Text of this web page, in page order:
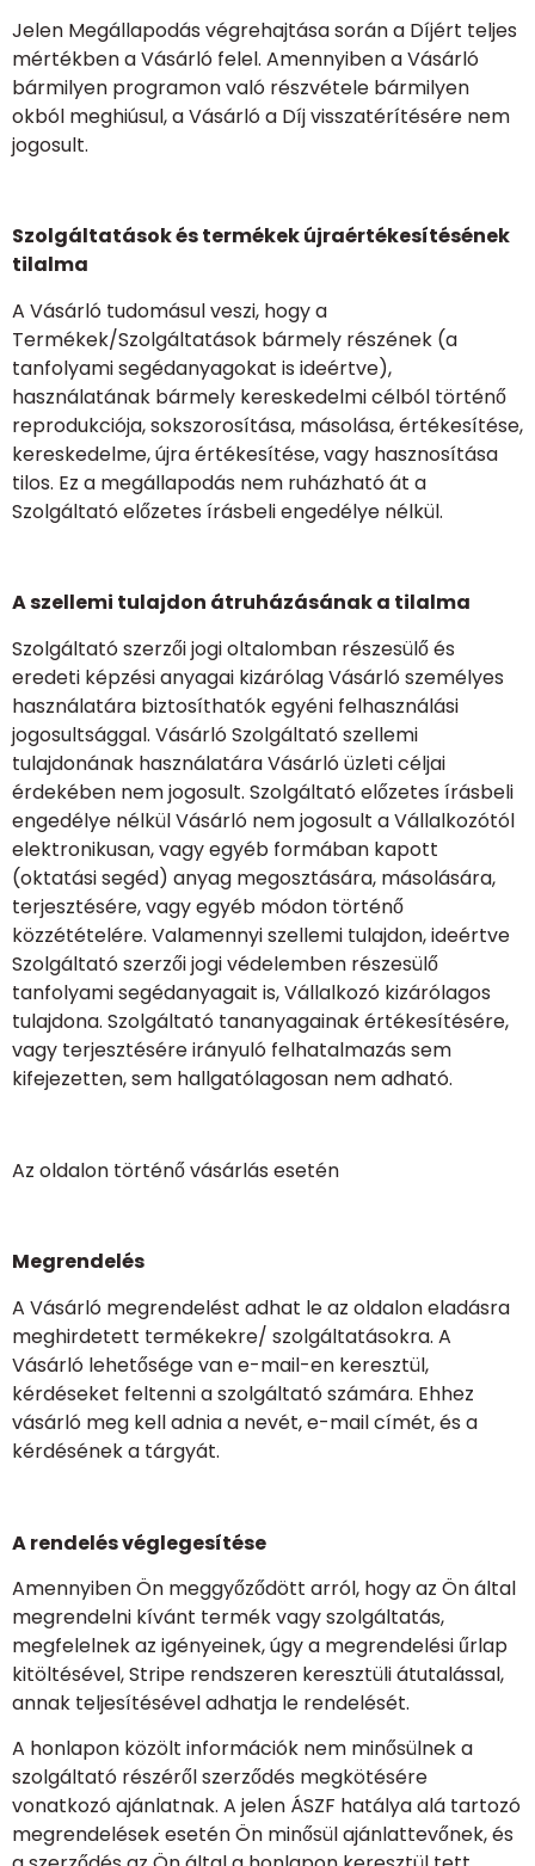
Jelen Megállapodás végrehajtása során a Díjért teljes
mértékben a Vásárló felel. Amennyiben a Vásárló
bármilyen programon való részvétele bármilyen
okból meghiúsul, a Vásárló a Díj visszatérítésére nem
jogosult.
Szolgáltatások és termékek újraértékesítésének
tilalma
A Vásárló tudomásul veszi, hogy a
Termékek/Szolgáltatások bármely részének (a
tanfolyami segédanyagokat is ideértve),
használatának bármely kereskedelmi célból történő
reprodukciója, sokszorosítása, másolása, értékesítése,
kereskedelme, újra értékesítése, vagy hasznosítása
tilos. Ez a megállapodás nem ruházható át a
Szolgáltató előzetes írásbeli engedélye nélkül.
A szellemi tulajdon átruházásának a tilalma
Szolgáltató szerzői jogi oltalomban részesülő és
eredeti képzési anyagai kizárólag Vásárló személyes
használatára biztosíthatók egyéni felhasználási
jogosultsággal. Vásárló Szolgáltató szellemi
tulajdonának használatára Vásárló üzleti céljai
érdekében nem jogosult. Szolgáltató előzetes írásbeli
engedélye nélkül Vásárló nem jogosult a Vállalkozótól
elektronikusan, vagy egyéb formában kapott
(oktatási segéd) anyag megosztására, másolására,
terjesztésére, vagy egyéb módon történő
közzétételére. Valamennyi szellemi tulajdon, ideértve
Szolgáltató szerzői jogi védelemben részesülő
tanfolyami segédanyagait is, Vállalkozó kizárólagos
tulajdona. Szolgáltató tananyagainak értékesítésére,
vagy terjesztésére irányuló felhatalmazás sem
kifejezetten, sem hallgatólagosan nem adható.
Az oldalon történő vásárlás esetén
Megrendelés
A Vásárló megrendelést adhat le az oldalon eladásra
meghirdetett termékekre/ szolgáltatásokra. A
Vásárló lehetősége van e-mail-en keresztül,
kérdéseket feltenni a szolgáltató számára. Ehhez
vásárló meg kell adnia a nevét, e-mail címét, és a
kérdésének a tárgyát.
A rendelés véglegesítése
Amennyiben Ön meggyőződött arról, hogy az Ön által
megrendelni kívánt termék vagy szolgáltatás,
megfelelnek az igényeinek, úgy a megrendelési űrlap
kitöltésével, Stripe rendszeren keresztüli átutalással,
annak teljesítésével adhatja le rendelését.
A honlapon közölt információk nem minősülnek a
szolgáltató részéről szerződés megkötésére
vonatkozó ajánlatnak. A jelen ÁSZF hatálya alá tartozó
megrendelések esetén Ön minősül ajánlattevőnek, és